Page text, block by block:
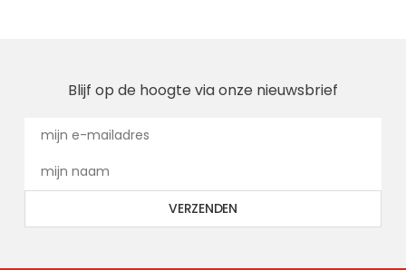
Blijf op de hoogte via onze nieuwsbrief